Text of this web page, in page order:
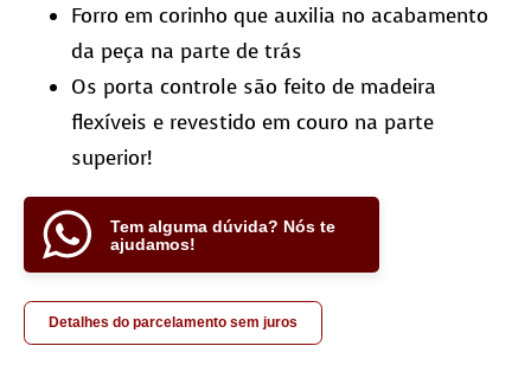
Forro em corinho que auxilia no acabamento
da peça na parte de trás
Os porta controle são feito de madeira
flexíveis e revestido em couro na parte
superior!
Tem alguma dúvida? Nós te
ajudamos!
Detalhes do parcelamento sem juros